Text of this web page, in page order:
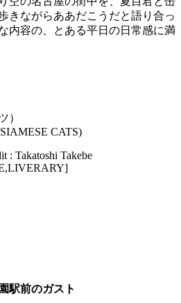
きながらああだこうだと語り合っ
内容の、とある平日の日常感に満
）
CATS)
: Takatoshi Takebe
駅前のガスト